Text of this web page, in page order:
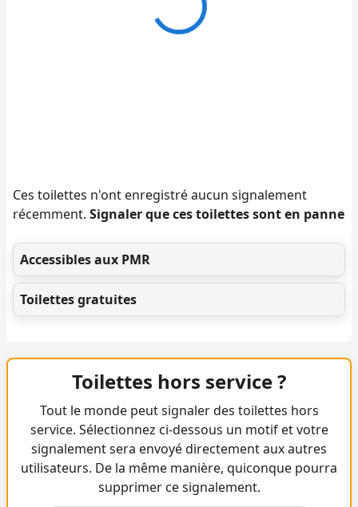
Ces toilettes n'ont enregistré aucun signalement
récemment. Signaler que ces toilettes sont en panne
Accessibles aux PMR
Toilettes gratuites
Toilettes hors service ?
Tout le monde peut signaler des toilettes hors
service. Sélectionnez ci-dessous un motif et votre
signalement sera envoyé directement aux autres
utilisateurs. De la même manière, quiconque pourra
supprimer ce signalement.